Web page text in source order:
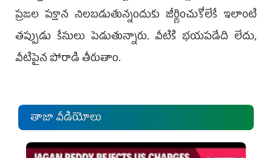
ప్రజల పక్షాన నిలబడుతున్నందుకు జీర్ణించుకోలేకే ఇలాంటి
తప్పుడు కేసులు పెడుతున్నారు. వీటికి భయపడేది లేదు,
వీటిపైన పోరాడి తీరుతాం.
తాజా వీడియోలు